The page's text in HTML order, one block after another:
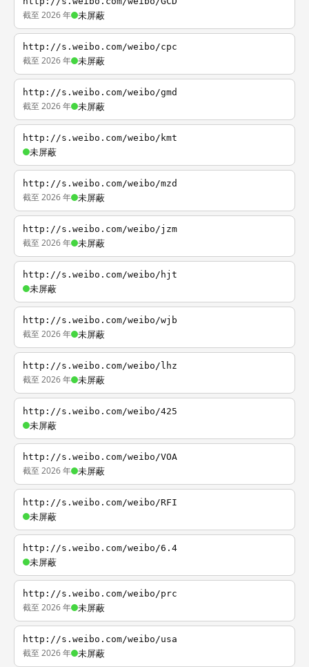
截至 2026 年 未屏蔽
http://s.weibo.com/weibo/cpc
截至 2026 年 未屏蔽
http://s.weibo.com/weibo/gmd
截至 2026 年 未屏蔽
http://s.weibo.com/weibo/kmt
未屏蔽
http://s.weibo.com/weibo/mzd
截至 2026 年 未屏蔽
http://s.weibo.com/weibo/jzm
截至 2026 年 未屏蔽
http://s.weibo.com/weibo/hjt
未屏蔽
http://s.weibo.com/weibo/wjb
截至 2026 年 未屏蔽
http://s.weibo.com/weibo/lhz
截至 2026 年 未屏蔽
http://s.weibo.com/weibo/425
未屏蔽
http://s.weibo.com/weibo/VOA
截至 2026 年 未屏蔽
http://s.weibo.com/weibo/RFI
未屏蔽
http://s.weibo.com/weibo/6.4
未屏蔽
http://s.weibo.com/weibo/prc
截至 2026 年 未屏蔽
http://s.weibo.com/weibo/usa
截至 2026 年 未屏蔽